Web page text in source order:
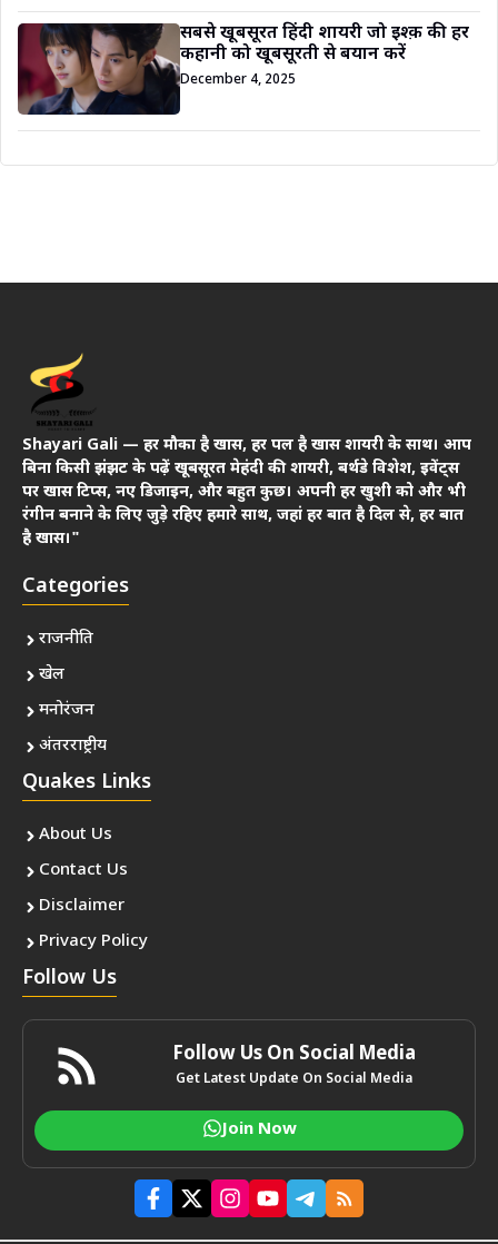
सबसे खूबसूरत हिंदी शायरी जो इश्क़ की हर
कहानी को खूबसूरती से बयान करें
December 4, 2025
Shayari Gali — हर मौका है खास, हर पल है खास शायरी के साथ। आप
बिना किसी झंझट के पढ़ें खूबसूरत मेहंदी की शायरी, बर्थडे विशेश, इवेंट्स
पर खास टिप्स, नए डिजाइन, और बहुत कुछ। अपनी हर खुशी को और भी
रंगीन बनाने के लिए जुड़े रहिए हमारे साथ, जहां हर बात है दिल से, हर बात
है खास।"
Categories
राजनीति
खेल
मनोरंजन
अंतरराष्ट्रीय
Quakes Links
About Us
Contact Us
Disclaimer
Privacy Policy
Follow Us
Follow Us On Social Media
Get Latest Update On Social Media
Join Now